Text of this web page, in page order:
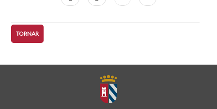
actual
següentpàgina
TORNAR